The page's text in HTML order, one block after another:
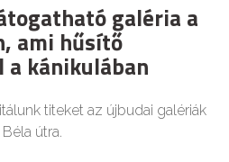
galéria a
ami hűsítő
a kánikulában
titeket az újbudai galériák
útra.